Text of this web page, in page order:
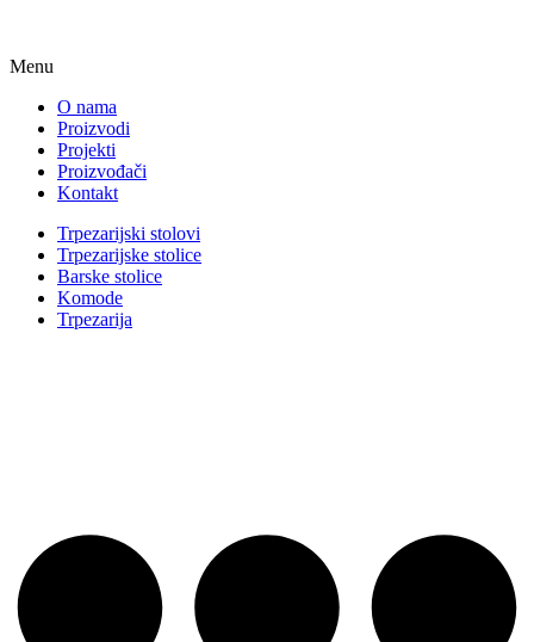
Menu
O nama
Proizvodi
Projekti
Proizvođači
Kontakt
Trpezarijski stolovi
Trpezarijske stolice
Barske stolice
Komode
Trpezarija